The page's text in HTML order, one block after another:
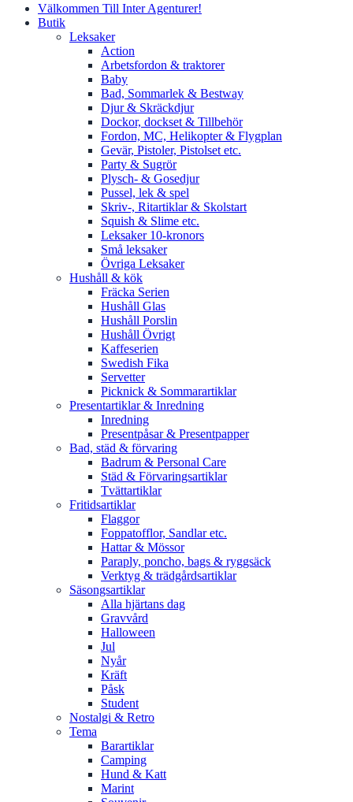
Välkommen Till Inter Agenturer!
Butik
Leksaker
Action
Arbetsfordon & traktorer
Baby
Bad, Sommarlek & Bestway
Djur & Skräckdjur
Dockor, dockset & Tillbehör
Fordon, MC, Helikopter & Flygplan
Gevär, Pistoler, Pistolset etc.
Party & Sugrör
Plysch- & Gosedjur
Pussel, lek & spel
Skriv-, Ritartiklar & Skolstart
Squish & Slime etc.
Leksaker 10-kronors
Små leksaker
Övriga Leksaker
Hushåll & kök
Fräcka Serien
Hushåll Glas
Hushåll Porslin
Hushåll Övrigt
Kaffeserien
Swedish Fika
Servetter
Picknick & Sommarartiklar
Presentartiklar & Inredning
Inredning
Presentpåsar & Presentpapper
Bad, städ & förvaring
Badrum & Personal Care
Städ & Förvaringsartiklar
Tvättartiklar
Fritidsartiklar
Flaggor
Foppatofflor, Sandlar etc.
Hattar & Mössor
Paraply, poncho, bags & ryggsäck
Verktyg & trädgårdsartiklar
Säsongsartiklar
Alla hjärtans dag
Gravvård
Halloween
Jul
Nyår
Kräft
Påsk
Student
Nostalgi & Retro
Tema
Barartiklar
Camping
Hund & Katt
Marint